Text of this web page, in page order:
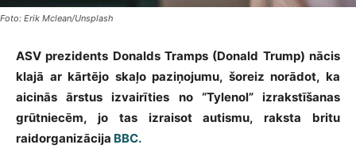
Foto: Erik Mclean/Unsplash
ASV prezidents Donalds Tramps (Donald Trump) nācis
klajā ar kārtējo skaļo paziņojumu, šoreiz norādot, ka
aicinās ārstus izvairīties no “Tylenol” izrakstīšanas
grūtniecēm, jo tas izraisot autismu, raksta britu
raidorganizācija BBC.